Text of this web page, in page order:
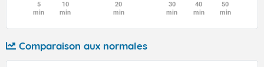
5
min
10
min
20
min
30
min
40
min
50
min
Comparaison aux normales